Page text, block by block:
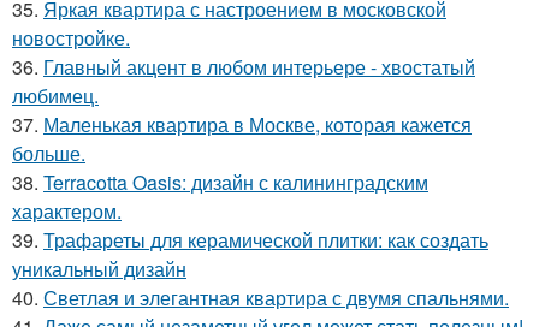
35. Яркая квартира с настроением в московской
новостройке.
36. Главный акцент в любом интерьере - хвостатый
любимец.
37. Маленькая квартира в Москве, которая кажется
больше.
38. Terracotta Oasis: дизайн с калининградским
характером.
39. Трафареты для керамической плитки: как создать
уникальный дизайн
40. Светлая и элегантная квартира с двумя спальнями.